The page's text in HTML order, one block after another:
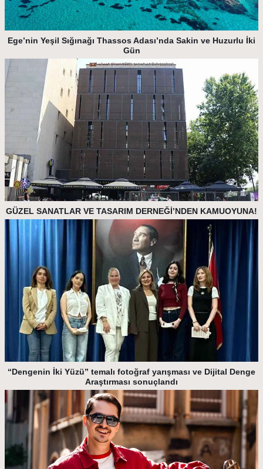
Ege’nin Yeşil Sığınağı Thassos Adası’nda Sakin ve Huzurlu İki
Gün
GÜZEL SANATLAR VE TASARIM DERNEĞİ’NDEN KAMUOYUNA!
“Dengenin İki Yüzü” temalı fotoğraf yarışması ve Dijital Denge
Araştırması sonuçlandı